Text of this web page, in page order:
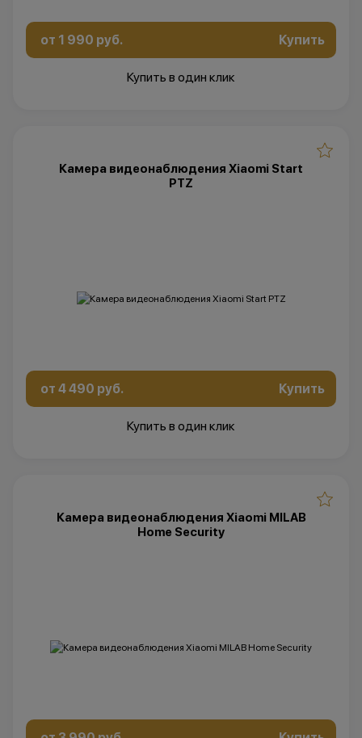
от 1 990 руб. Купить
Купить в один клик
Камера видеонаблюдения Xiaomi Start
PTZ
от 4 490 руб. Купить
Купить в один клик
Камера видеонаблюдения Xiaomi MILAB
Home Security